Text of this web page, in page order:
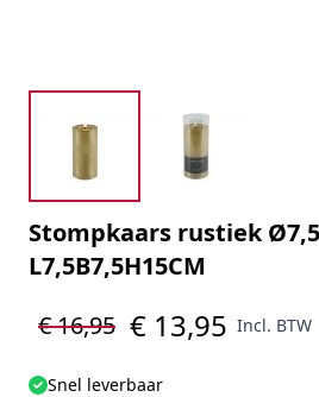
Stompkaars rustiek
L7,5B7,5H15CM
€ 16,95 € 13,95 Incl. BTW
Snel leverbaar